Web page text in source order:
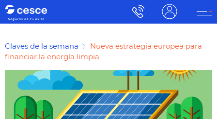
Claves de la semana
Nueva estrategia europea para
financiar la energía limpia